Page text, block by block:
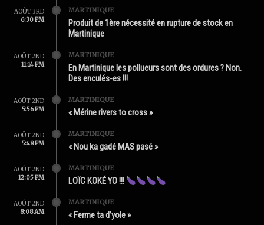
AOÛT 3RD
6:30 PM
MARTINIQUE
Produit de 1ère nécessité en rupture de stock en
Martinique
AOÛT 2ND
11:14 PM
MARTINIQUE
En Martinique les pollueurs sont des ordures ? Non.
Des enculés-es !!!
AOÛT 2ND
5:56 PM
MARTINIQUE
« Mérine rivers to cross »
AOÛT 2ND
5:48 PM
MARTINIQUE
« Nou ka gadé MAS pasé »
AOÛT 2ND
12:05 PM
MARTINIQUE
LOÏC KOKÉ YO !!!
AOÛT 2ND
8:08 AM
MARTINIQUE
« Ferme ta d’yole »